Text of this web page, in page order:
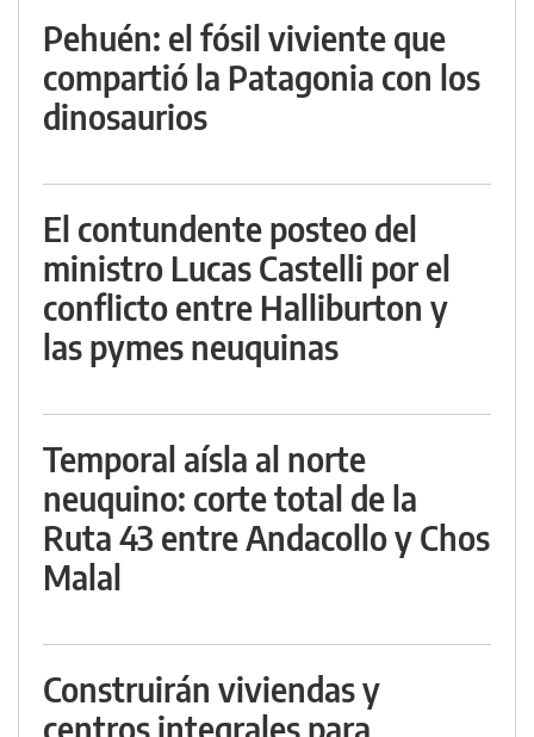
Pehuén: el fósil viviente que
compartió la Patagonia con los
dinosaurios
El contundente posteo del
ministro Lucas Castelli por el
conflicto entre Halliburton y
las pymes neuquinas
Temporal aísla al norte
neuquino: corte total de la
Ruta 43 entre Andacollo y Chos
Malal
Construirán viviendas y
centros integrales para